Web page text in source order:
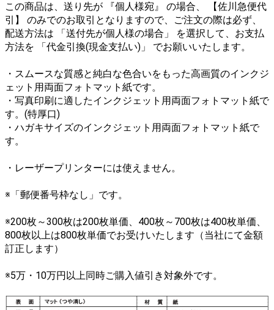
この商品は、送り先が 『個人様宛』 の場合、 【佐川急便代
引】 のみでのお取引となりますので、ご注文の際は必ず、
配送方法は 「送付先が個人様の場合」 を選択して、お支払
方法を 「代金引換(現金支払い)」 でお願いいたします。
・スムースな質感と純白な色合いをもった高画質のインクジ
ェット用両面フォトマット紙です。
・写真印刷に適したインクジェット用両面フォトマット紙で
す。(特厚口)
・ハガキサイズのインクジェット用両面フォトマット紙で
す。
・レーザープリンターには使えません。
※「郵便番号枠なし」です。
※200枚～300枚は200枚単価、400枚～700枚は400枚単価、
800枚以上は800枚単価でお受けいたします（当社にて金額
訂正します）
※5万・10万円以上同時ご購入値引き対象外です。